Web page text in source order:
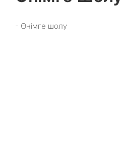
- Өнімге шолу